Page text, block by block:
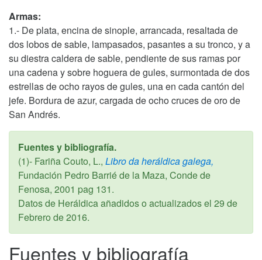
Armas:
1.- De plata, encina de sinople, arrancada, resaltada de
dos lobos de sable, lampasados, pasantes a su tronco, y a
su diestra caldera de sable, pendiente de sus ramas por
una cadena y sobre hoguera de gules, surmontada de dos
estrellas de ocho rayos de gules, una en cada cantón del
jefe. Bordura de azur, cargada de ocho cruces de oro de
San Andrés.
Fuentes y bibliografía.
(1)- Fariña Couto, L., Libro da heráldica galega,
Fundación Pedro Barrié de la Maza, Conde de
Fenosa, 2001 pag 131.
Datos de Heráldica añadidos o actualizados el 29 de
Febrero de 2016.
Fuentes y bibliografía